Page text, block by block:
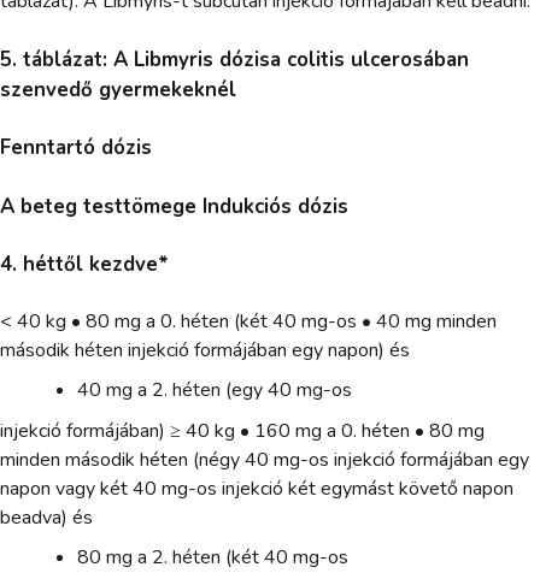
5. táblázat: A Libmyris dózisa colitis ulcerosában
szenvedő gyermekeknél
Fenntartó dózis
A beteg testtömege Indukciós dózis
4. héttől kezdve*
< 40 kg • 80 mg a 0. héten (két 40 mg-os • 40 mg minden
második héten injekció formájában egy napon) és
40 mg a 2. héten (egy 40 mg-os
injekció formájában) ≥ 40 kg • 160 mg a 0. héten • 80 mg
minden második héten (négy 40 mg-os injekció formájában egy
napon vagy két 40 mg-os injekció két egymást követő napon
beadva) és
80 mg a 2. héten (két 40 mg-os